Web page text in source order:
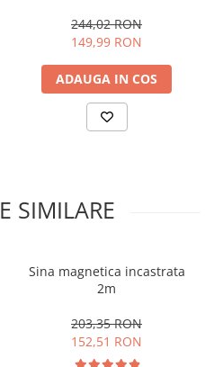
244,02 RON
149,99 RON
ADAUGA IN COS
SIMILARE
Sina magnetica incastrata
2m
203,35 RON
152,51 RON